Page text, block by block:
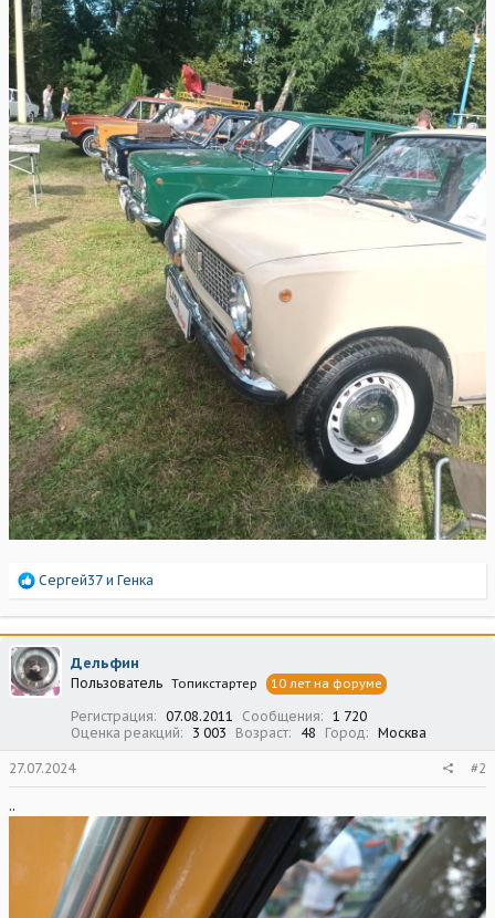
Р
а
к
ц
и
и
Сергей37 и Генка
Дельфин
Пользователь Топикстартер 10 лет на форуме
Регистрация 07.08.2011 Сообщения
1 720
Оценка реакций
3 003 Возраст 48 Город Москва
27.07.2024 #2
..